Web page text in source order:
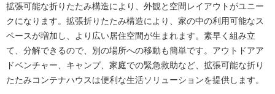
拡張可能な折りたたみ構造により、外観と空間レイアウトがユニー
クになります。拡張折りたたみ構造により、家の中の利用可能なス
ペースが増加し、より広い居住空間が生まれます。素早く組み立
て、分解できるので、別の場所への移動も簡単です。アウトドアア
ドベンチャー、キャンプ、家庭での緊急救助など、拡張可能な折り
たたみコンテナハウスは便利な生活ソリューションを提供します。